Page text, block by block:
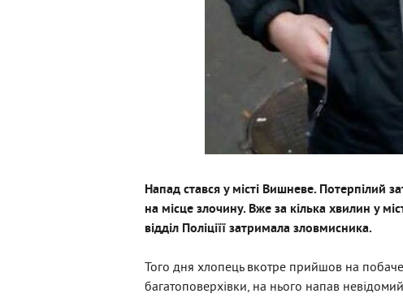
Напад стався у місті Вишневе. Потерпілий
на місце злочину. Вже за кілька хвилин у
відділ Поліціїї затримала зловмисника.
Того дня хлопець вкотре прийшов на
багатоповерхівки, на нього напав